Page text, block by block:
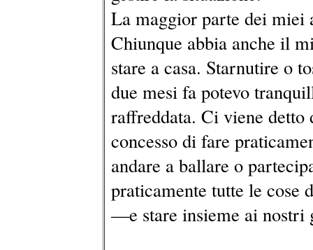
La maggior parte dei
Chiunque abbia anche il
stare a casa. Starnutire o
due mesi fa potevo
raffreddata. Ci viene detto
concesso di fare
andare a ballare o
praticamente tutte le cose
—e stare insieme ai nostri